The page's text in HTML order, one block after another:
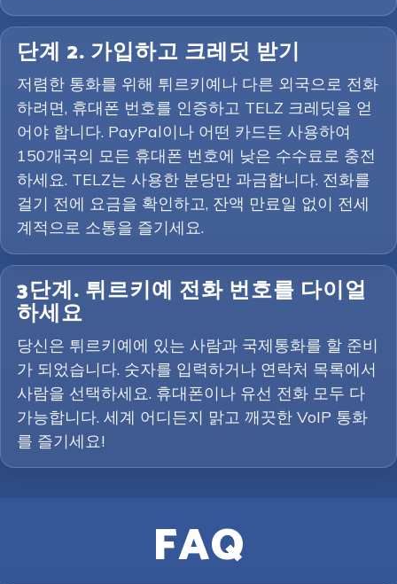
단계 2. 가입하고 크레딧 받기
저렴한 통화를 위해 튀르키예나 다른 외국으로 전화
하려면, 휴대폰 번호를 인증하고 TELZ 크레딧을 얻
어야 합니다. PayPal이나 어떤 카드든 사용하여
150개국의 모든 휴대폰 번호에 낮은 수수료로 충전
하세요. TELZ는 사용한 분당만 과금합니다. 전화를
걸기 전에 요금을 확인하고, 잔액 만료일 없이 전세
계적으로 소통을 즐기세요.
3단계. 튀르키예 전화 번호를 다이얼
하세요
당신은 튀르키예에 있는 사람과 국제통화를 할 준비
가 되었습니다. 숫자를 입력하거나 연락처 목록에서
사람을 선택하세요. 휴대폰이나 유선 전화 모두 다
가능합니다. 세계 어디든지 맑고 깨끗한 VoIP 통화
를 즐기세요!
FAQ